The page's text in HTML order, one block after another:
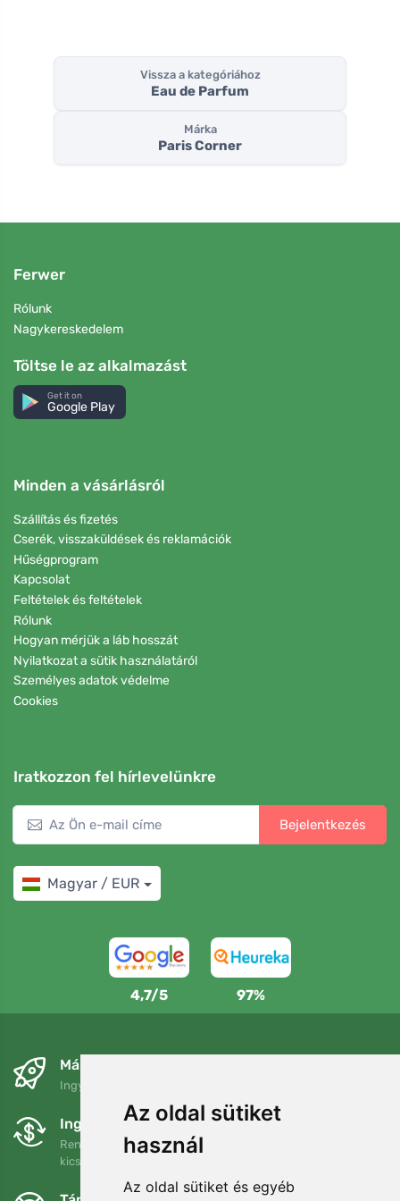
Az oldal sütiket
használ
Az oldal sütiket és egyéb
Vissza a kategóriához
Eau de Parfum
Márka
Paris Corner
Ferwer
Rólunk
Nagykereskedelem
Töltse le az alkalmazást
Get it on
Google Play
Minden a vásárlásról
Szállítás és fizetés
Cserék, visszaküldések és reklamációk
Hűségprogram
Kapcsolat
Feltételek és feltételek
Rólunk
Hogyan mérjük a láb hosszát
Nyilatkozat a sütik használatáról
Személyes adatok védelme
Cookies
Iratkozzon fel hírlevelünkre
Bejelentkezés
Magyar / EUR
4,7/5 97%
Másnapra és ingyenesen
Ingyenes szállítás a következő összeg felett: 80 EUR
Ingyenes csere és visszaküldés
Rendelését 90 napon belül bármikor visszaküldheti vagy
kicserélheti.